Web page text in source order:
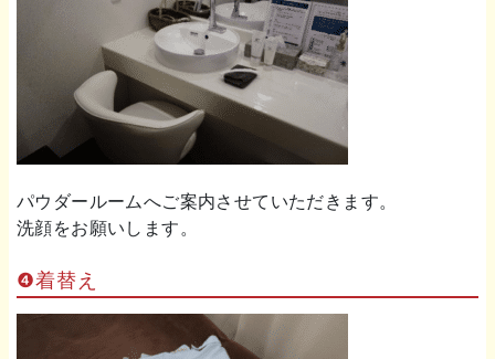
パウダールームへご案内させていただきます。
洗顔をお願いします。
❹着替え